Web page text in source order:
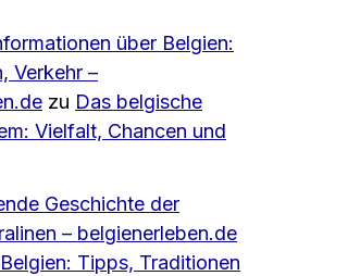
über Belgien:
Verkehr –
zu Das belgische
Vielfalt, Chancen und
Geschichte der
– belgienerleben.de
Tipps, Traditionen